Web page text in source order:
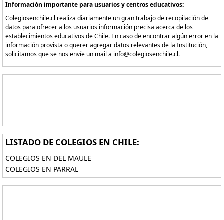
Información importante para usuarios y centros educativos:
Colegiosenchile.cl realiza diariamente un gran trabajo de recopilación de
datos para ofrecer a los usuarios información precisa acerca de los
establecimientos educativos de Chile. En caso de encontrar algún error en la
información provista o querer agregar datos relevantes de la Institución,
solicitamos que se nos envíe un mail a info@colegiosenchile.cl.
LISTADO DE COLEGIOS EN CHILE:
COLEGIOS EN DEL MAULE
COLEGIOS EN PARRAL